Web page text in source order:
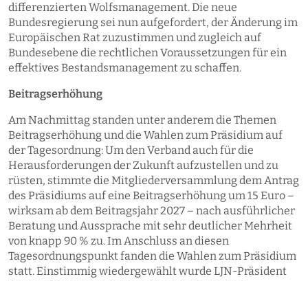
differenzierten Wolfsmanagement. Die neue
Bundesregierung sei nun aufgefordert, der Änderung im
Europäischen Rat zuzustimmen und zugleich auf
Bundesebene die rechtlichen Voraussetzungen für ein
effektives Bestandsmanagement zu schaffen.
Beitragserhöhung
Am Nachmittag standen unter anderem die Themen
Beitragserhöhung und die Wahlen zum Präsidium auf
der Tagesordnung: Um den Verband auch für die
Herausforderungen der Zukunft aufzustellen und zu
rüsten, stimmte die Mitgliederversammlung dem Antrag
des Präsidiums auf eine Beitragserhöhung um 15 Euro –
wirksam ab dem Beitragsjahr 2027 – nach ausführlicher
Beratung und Aussprache mit sehr deutlicher Mehrheit
von knapp 90 % zu. Im Anschluss an diesen
Tagesordnungspunkt fanden die Wahlen zum Präsidium
statt. Einstimmig wiedergewählt wurde LJN-Präsident